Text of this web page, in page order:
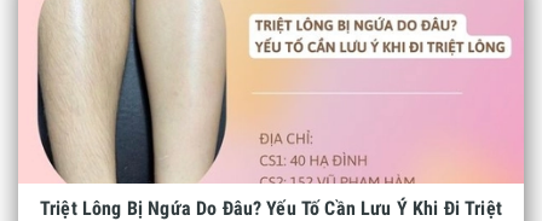
Triệt Lông Bị Ngứa Do Đâu? Yếu Tố Cần Lưu Ý Khi Đi Triệt